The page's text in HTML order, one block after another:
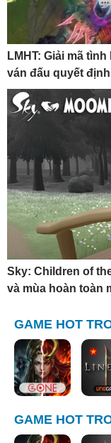
LMHT: Giải mã
ván đấu quyết
Sky: Children of
và mùa hoàn toàn
GAME HOT
GAME HOT